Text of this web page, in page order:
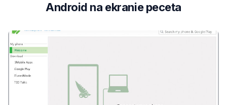
Android na ekranie peceta